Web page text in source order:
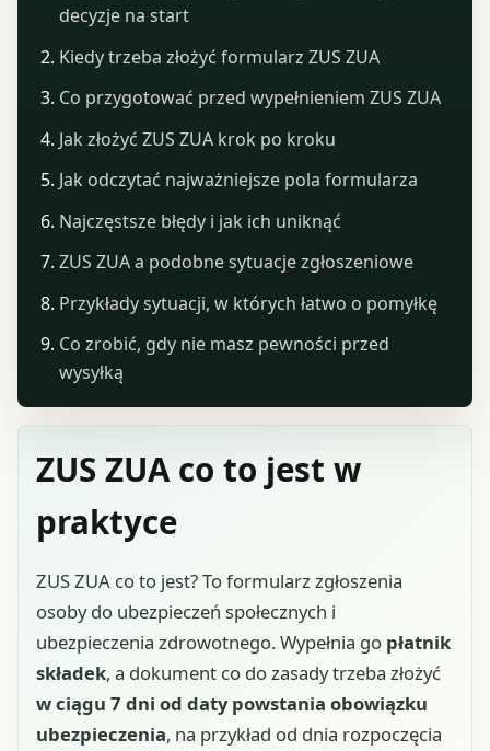
ZUS ZUA co to jest w
praktyce
ZUS ZUA co to jest? To formularz zgłoszenia
osoby do ubezpieczeń społecznych i
ubezpieczenia zdrowotnego. Wypełnia go płatnik
składek, a dokument co do zasady trzeba złożyć
w ciągu 7 dni od daty powstania obowiązku
ubezpieczenia, na przykład od dnia rozpoczęcia
decyzje na start
Kiedy trzeba złożyć formularz ZUS ZUA
Co przygotować przed wypełnieniem ZUS ZUA
Jak złożyć ZUS ZUA krok po kroku
Jak odczytać najważniejsze pola formularza
Najczęstsze błędy i jak ich uniknąć
ZUS ZUA a podobne sytuacje zgłoszeniowe
Przykłady sytuacji, w których łatwo o pomyłkę
Co zrobić, gdy nie masz pewności przed
wysyłką